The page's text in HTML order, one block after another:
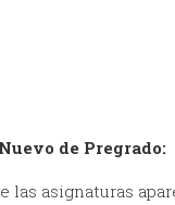
de Pregrado:
las asignaturas